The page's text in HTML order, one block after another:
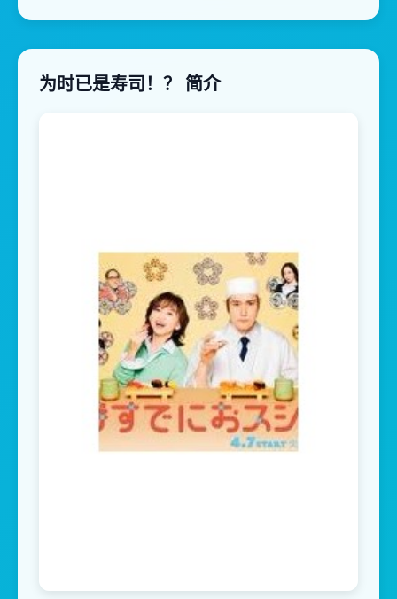
为时已是寿司！？ 简介